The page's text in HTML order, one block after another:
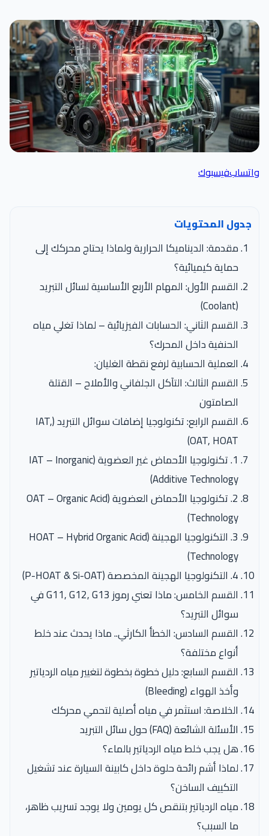
واتسابفيسبوك
جدول المحتويات
مقدمة: الديناميكا الحرارية ولماذا يحتاج محركك إلى
حماية كيميائية؟
القسم الأول: المهام الأربع الأساسية لسائل التبريد
(Coolant)
القسم الثاني: الحسابات الفيزيائية – لماذا تغلي مياه
الحنفية داخل المحرك؟
العملية الحسابية لرفع نقطة الغليان:
القسم الثالث: التآكل الجلفاني والأملاح – القتلة
الصامتون
القسم الرابع: تكنولوجيا إضافات سوائل التبريد (IAT,
OAT, HOAT)
1. تكنولوجيا الأحماض غير العضوية (IAT – Inorganic
Additive Technology)
2. تكنولوجيا الأحماض العضوية (OAT – Organic Acid
Technology)
3. التكنولوجيا الهجينة (HOAT – Hybrid Organic Acid
Technology)
4. التكنولوجيا الهجينة المخصصة (P-HOAT & Si-OAT)
القسم الخامس: ماذا تعني رموز G11, G12, G13 في
سوائل التبريد؟
القسم السادس: الخطأ الكارثي.. ماذا يحدث عند خلط
أنواع مختلفة؟
القسم السابع: دليل خطوة بخطوة لتغيير مياه الردياتير
وأخذ الهواء (Bleeding)
الخلاصة: استثمر في مياه أصلية لتحمي محركك
الأسئلة الشائعة (FAQ) حول سائل التبريد
هل يجب خلط مياه الردياتير بالماء؟
لماذا أشم رائحة حلوة داخل كابينة السيارة عند تشغيل
التكييف الساخن؟
مياه الردياتير بتنقص كل يومين ولا يوجد تسريب ظاهر،
ما السبب؟